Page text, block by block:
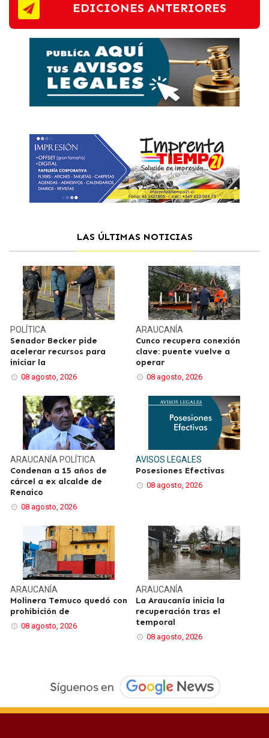
EDICIONES ANTERIORES
LAS ÚLTIMAS NOTICIAS
POLÍTICA
Senador Becker pide
acelerar recursos para
iniciar la
08 agosto, 2026
ARAUCANÍA
Cunco recupera conexión
clave: puente vuelve a
operar
08 agosto, 2026
ARAUCANÍA POLÍTICA
Condenan a 15 años de
cárcel a ex alcalde de
Renaico
08 agosto, 2026
AVISOS LEGALES
Posesiones Efectivas
08 agosto, 2026
ARAUCANÍA
Molinera Temuco quedó con
prohibición de
08 agosto, 2026
ARAUCANÍA
La Araucanía inicia la
recuperación tras el
temporal
08 agosto, 2026